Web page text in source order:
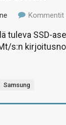
Kommentit
tuleva SSD-
s:n
Samsung